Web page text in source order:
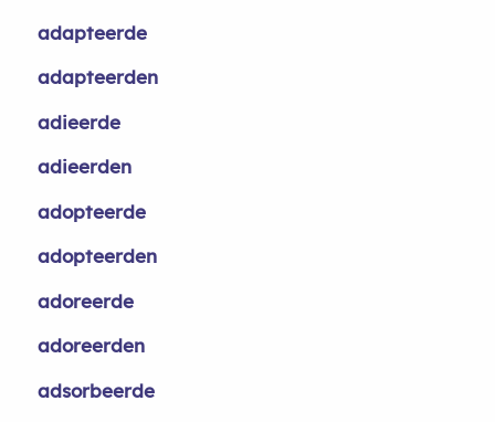
adapteerde
adapteerden
adieerde
adieerden
adopteerde
adopteerden
adoreerde
adoreerden
adsorbeerde